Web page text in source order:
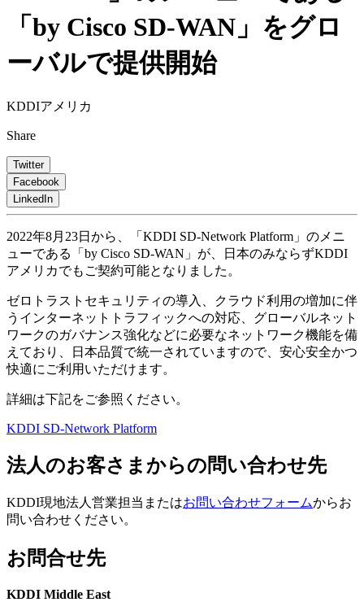
「by Cisco SD-WAN」をグロ
ーバルで提供開始
KDDIアメリカ
Share
Twitter
Facebook
LinkedIn
2022年8月23日から、「KDDI SD-Network Platform」のメニ
ューである「by Cisco SD-WAN」が、日本のみならずKDDI
アメリカでもご契約可能となりました。
ゼロトラストセキュリティの導入、クラウド利用の増加に伴
うインターネットトラフィックへの対応、グローバルネット
ワークのガバナンス強化などに必要なネットワーク機能を備
えており、日本品質で統一されていますので、安心安全かつ
快適にご利用いただけます。
詳細は下記をご参照ください。
KDDI SD-Network Platform
法人のお客さまからの問い合わせ先
KDDI現地法人営業担当またはお問い合わせフォームからお
問い合わせください。
お問合せ先
KDDI Middle East